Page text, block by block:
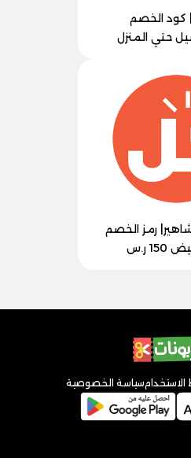
خصم كل 50 | كود الخصم
رمز الخصم
سياسة الخصوصية